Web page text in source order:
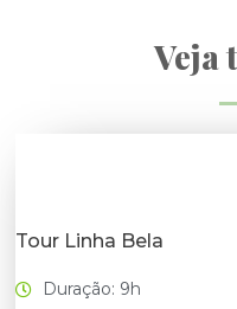
Veja
Tour Linha Bela
Duração: 9h